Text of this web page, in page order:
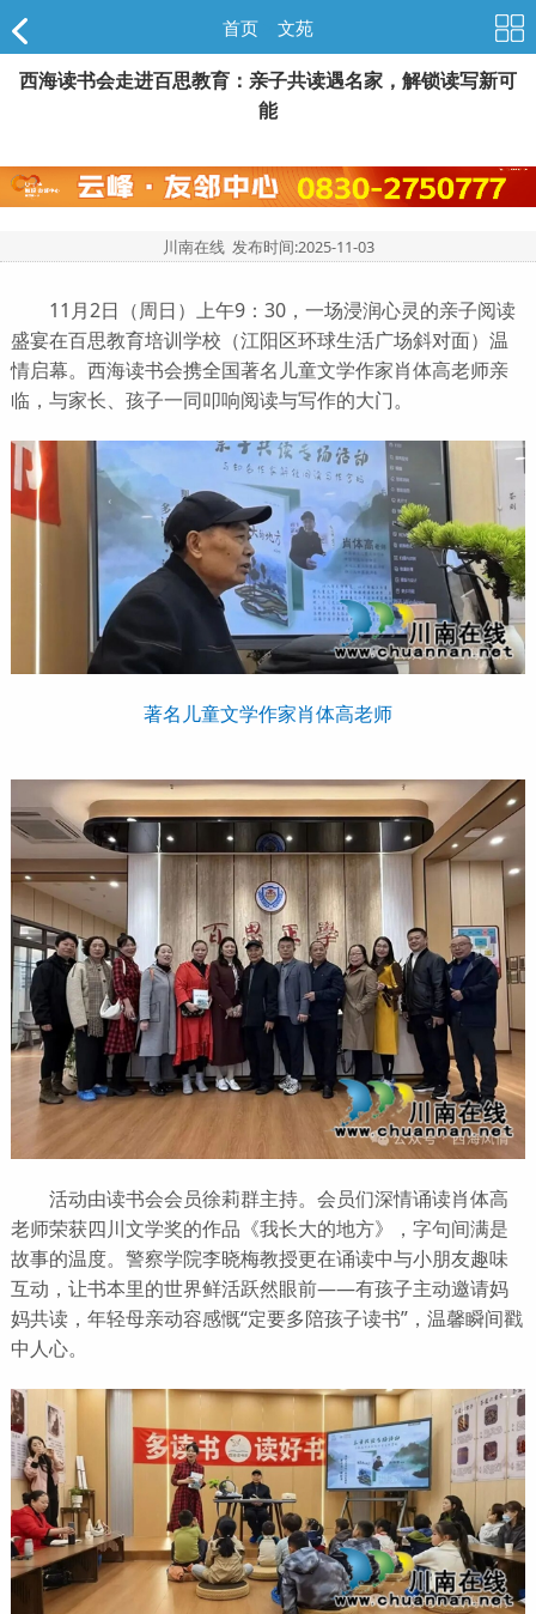
首页 文苑
西海读书会走进百思教育：亲子共读遇名家，解锁读写新可
能
川南在线 发布时间:2025-11-03
11月2日（周日）上午9：30，一场浸润心灵的亲子阅读
盛宴在百思教育培训学校（江阳区环球生活广场斜对面）温
情启幕。西海读书会携全国著名儿童文学作家肖体高老师亲
临，与家长、孩子一同叩响阅读与写作的大门。
著名儿童文学作家肖体高老师
活动由读书会会员徐莉群主持。会员们深情诵读肖体高
老师荣获四川文学奖的作品《我长大的地方》，字句间满是
故事的温度。警察学院李晓梅教授更在诵读中与小朋友趣味
互动，让书本里的世界鲜活跃然眼前——有孩子主动邀请妈
妈共读，年轻母亲动容感慨“定要多陪孩子读书”，温馨瞬间戳
中人心。